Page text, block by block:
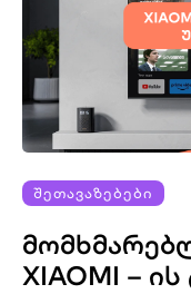
ᲨᲔᲗᲐᲕᲐᲖᲔᲑᲔᲑᲘ
XIAOMI –